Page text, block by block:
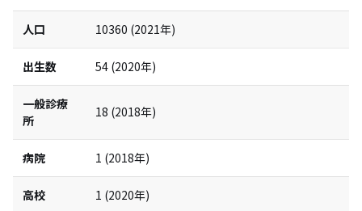
人口 10360 (2021年)
出生数 54 (2020年)
一般診療
所
18 (2018年)
病院 1 (2018年)
高校 1 (2020年)